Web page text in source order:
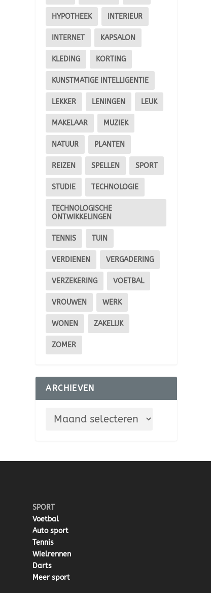
HYPOTHEEK INTERIEUR
INTERNET KAPSALON
KLEDING KORTING
KUNSTMATIGE INTELLIGENTIE
LEKKER LENINGEN LEUK
MAKELAAR MUZIEK
NATUUR PLANTEN
REIZEN SPELLEN SPORT
STUDIE TECHNOLOGIE
TECHNOLOGISCHE
ONTWIKKELINGEN
TENNIS TUIN
VERDIENEN VERGADERING
VERZEKERING VOETBAL
VROUWEN WERK
WONEN ZAKELIJK
ZOMER
ARCHIEVEN
SPORT
Voetbal
Auto sport
Tennis
Wielrennen
Darts
Meer sport